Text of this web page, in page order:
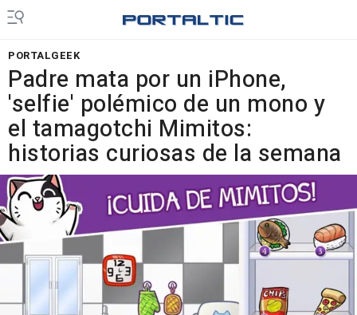
PORTALGEEK
Padre mata por un iPhone,
'selfie' polémico de un mono y
el tamagotchi Mimitos:
historias curiosas de la semana